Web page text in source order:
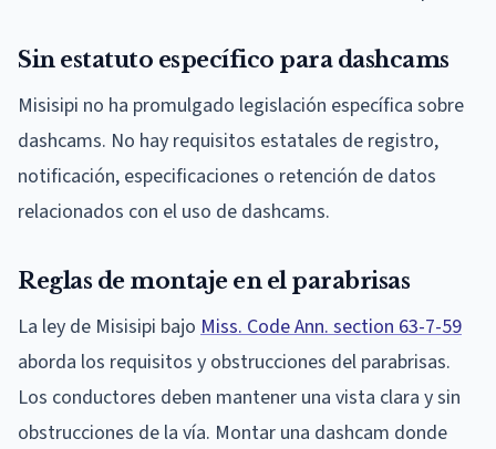
Sin estatuto específico para dashcams
Misisipi no ha promulgado legislación específica sobre
dashcams. No hay requisitos estatales de registro,
notificación, especificaciones o retención de datos
relacionados con el uso de dashcams.
Reglas de montaje en el parabrisas
La ley de Misisipi bajo Miss. Code Ann. section 63-7-59
aborda los requisitos y obstrucciones del parabrisas.
Los conductores deben mantener una vista clara y sin
obstrucciones de la vía. Montar una dashcam donde